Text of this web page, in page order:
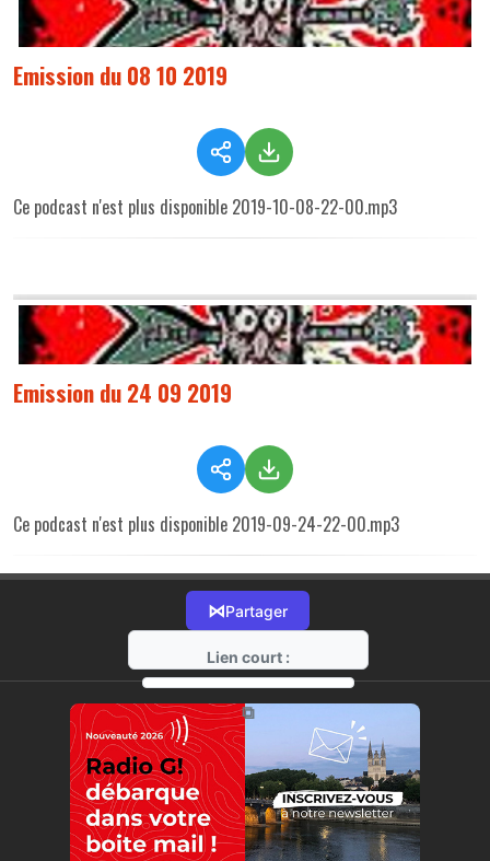
Emission du 08 10 2019
Ce podcast n'est plus disponible 2019-10-08-22-00.mp3
Emission du 24 09 2019
Ce podcast n'est plus disponible 2019-09-24-22-00.mp3
⋈Partager
Lien court :
https://radio-g.fr?r22
⧉